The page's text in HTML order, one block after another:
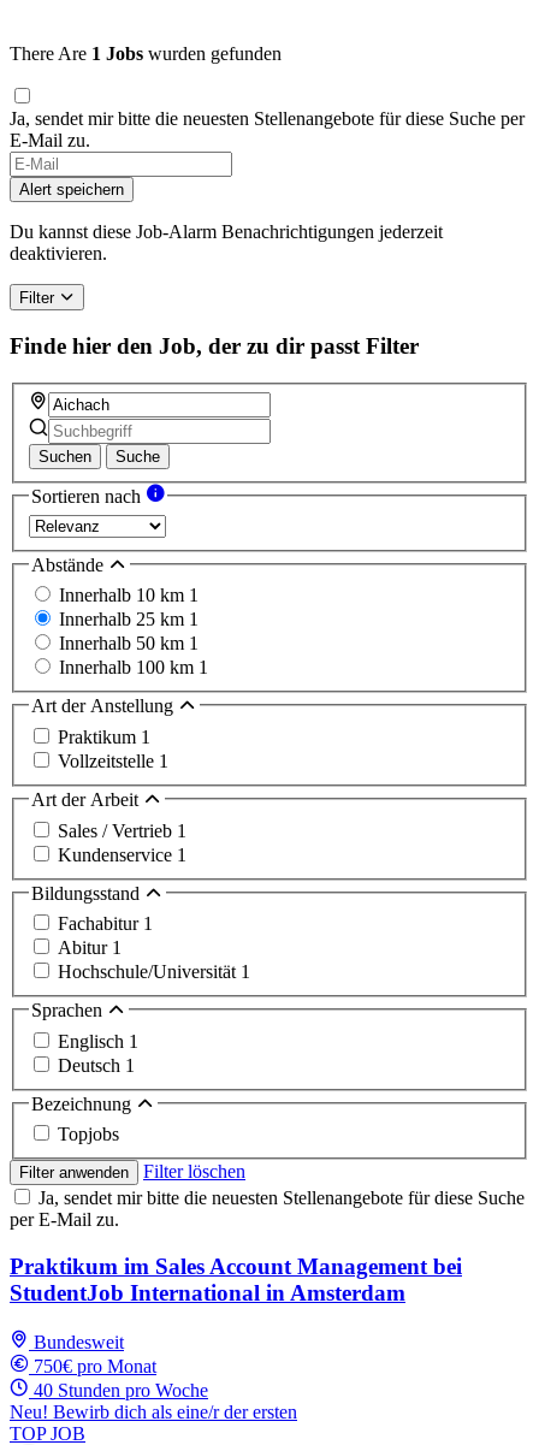
There Are 1 Jobs wurden gefunden
Ja, sendet mir bitte die neuesten Stellenangebote für diese Suche per
E-Mail zu.
Alert speichern
Du kannst diese Job-Alarm Benachrichtigungen jederzeit
deaktivieren.
Filter
Finde hier den Job, der zu dir passt Filter
Suchen Suche
Sortieren nach
Abstände
Innerhalb 10 km 1
Innerhalb 25 km 1
Innerhalb 50 km 1
Innerhalb 100 km 1
Art der Anstellung
Praktikum 1
Vollzeitstelle 1
Art der Arbeit
Sales / Vertrieb 1
Kundenservice 1
Bildungsstand
Fachabitur 1
Abitur 1
Hochschule/Universität 1
Sprachen
Englisch 1
Deutsch 1
Bezeichnung
Topjobs
Filter anwenden
Filter löschen
Ja, sendet mir bitte die neuesten Stellenangebote für diese Suche
per E-Mail zu.
Praktikum im Sales Account Management bei
StudentJob International in Amsterdam
Bundesweit
750€ pro Monat
40 Stunden pro Woche
Neu! Bewirb dich als eine/r der ersten
TOP JOB